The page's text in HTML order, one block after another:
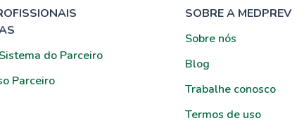
do Parceiro
Parceiro
SOBRE A MEDPREV
Sobre nós
Blog
Trabalhe conosco
Termos de uso